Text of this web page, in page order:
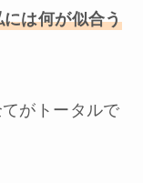
には何が似合う
がトータルで